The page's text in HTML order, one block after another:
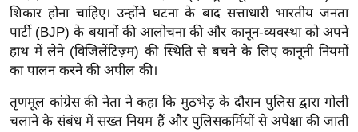
यं
ग
इं
डि
या
सा
शिकार होना चाहिए। उन्होंने घटना के बाद सत्ताधारी भारतीय जनता
पार्टी (BJP) के बयानों की आलोचना की और कानून-व्यवस्था को अपने
हाथ में लेने (विजिलेंटिज़्म) की स्थिति से बचने के लिए कानूनी नियमों
का पालन करने की अपील की।
तृणमूल कांग्रेस की नेता ने कहा कि मुठभेड़ के दौरान पुलिस द्वारा गोली
चलाने के संबंध में सख्त नियम हैं और पुलिसकर्मियों से अपेक्षा की जाती